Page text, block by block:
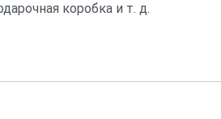
коробка и т. д.